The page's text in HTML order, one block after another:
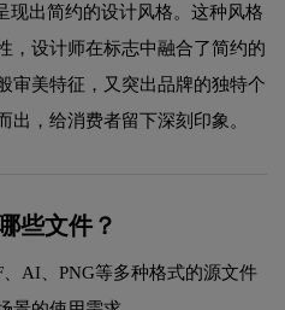
现出简约的设计风格。这种风格
，设计师在标志中融合了简约的
审美特征，又突出品牌的独特个
出，给消费者留下深刻印象。
些文件？
AI、PNG等多种格式的源文件